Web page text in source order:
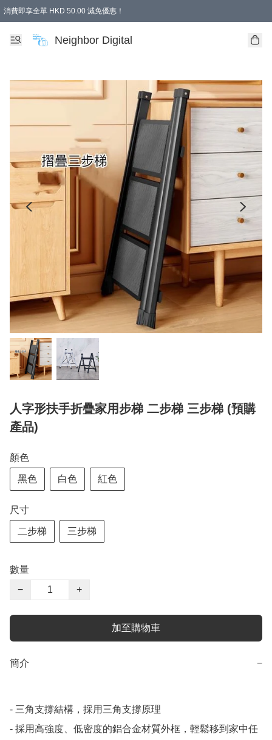
消費即享全單 HKD 50.00 減免優惠！
Neighbor Digital
人字形扶手折疊家用步梯 二步梯 三步梯 (預購
產品)
顏色
黑色 白色 紅色
尺寸
二步梯 三步梯
數量
−
+
加至購物車
簡介 −
- 三角支撐結構，採用三角支撐原理
- 採用高強度、低密度的鋁合金材質外框，輕鬆移到家中任